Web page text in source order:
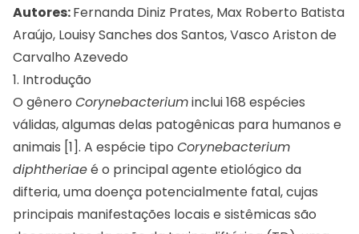
Autores:Fernanda Diniz Prates, Max Roberto Batista
Araújo, Louisy Sanches dos Santos, Vasco Ariston de
Carvalho Azevedo
1. Introdução
O gênero Corynebacteriuminclui 168 espécies
válidas, algumas delas patogênicas para humanos e
animais [1]. A espécie tipo Corynebacterium
diphtheriaeé o principal agente etiológico da
difteria, uma doença potencialmente fatal, cujas
principais manifestações locais e sistêmicas são